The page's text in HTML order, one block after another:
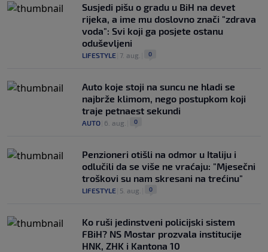
Susjedi pišu o gradu u BiH na devet
rijeka, a ime mu doslovno znači "zdrava
voda": Svi koji ga posjete ostanu
oduševljeni
LIFESTYLE 7. aug. 0
Auto koje stoji na suncu ne hladi se
najbrže klimom, nego postupkom koji
traje petnaest sekundi
AUTO 6. aug. 0
Penzioneri otišli na odmor u Italiju i
odlučili da se više ne vraćaju: "Mjesečni
troškovi su nam skresani na trećinu"
LIFESTYLE 5. aug. 0
Ko ruši jedinstveni policijski sistem
FBiH? NS Mostar prozvala institucije
HNK, ZHK i Kantona 10